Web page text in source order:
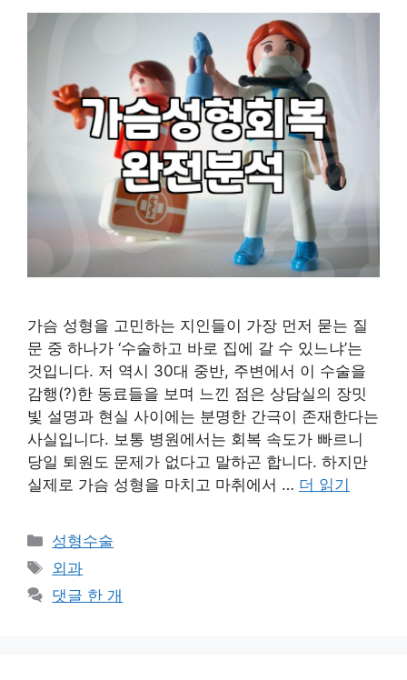
가슴 성형을 고민하는 지인들이 가장 먼저 묻는 질
문 중 하나가 ‘수술하고 바로 집에 갈 수 있느냐’는
것입니다. 저 역시 30대 중반, 주변에서 이 수술을
감행(?)한 동료들을 보며 느낀 점은 상담실의 장밋
빛 설명과 현실 사이에는 분명한 간극이 존재한다는
사실입니다. 보통 병원에서는 회복 속도가 빠르니
당일 퇴원도 문제가 없다고 말하곤 합니다. 하지만
실제로 가슴 성형을 마치고 마취에서 … 더 읽기
카
테
고
리
성형수술
태
그
외과
댓글 한 개